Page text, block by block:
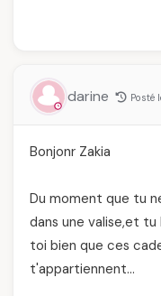
darine Posté
Bonjonr Zakia
Du moment que tu
dans une valise,et tu
toi bien que ces
t'appartiennent…